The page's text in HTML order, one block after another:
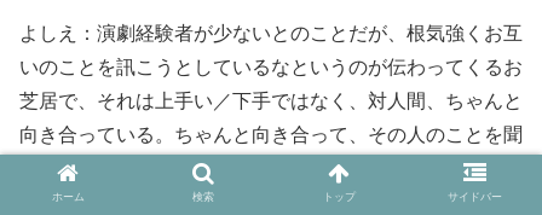
よしえ：演劇経験者が少ないとのことだが、根気強くお互
いのことを訊こうとしているなというのが伝わってくるお
芝居で、それは上手い／下手ではなく、対人間、ちゃんと
向き合っている。ちゃんと向き合って、その人のことを聞
いてやろうとする。それは演劇の上で当たり前のことなん
だけど、それを根気強くやろうとしている演劇だなと。と
ホーム 検索 トップ サイドバー